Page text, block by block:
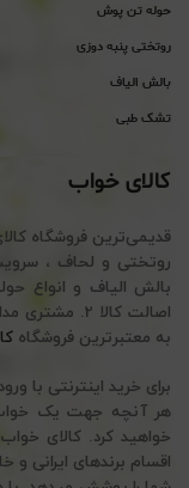
حوله تن پوش
روتختی پنبه دوزی
بالش الیاف
تشک طبی
کالای خواب
قدیمی‌ترین فروشگاه
روتختی و لحاف ،
به معتبرترین فروشگاه
برای خرید اینترنتی با
هر آنچه جهت یک خواب
خواهید کرد. کالای
اقسام برندهای ایرانی